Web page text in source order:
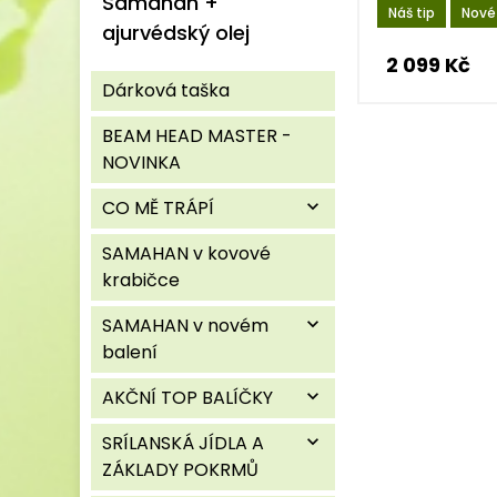
ajurvédský olej
Dárková taška
BEAM HEAD MASTER -
NOVINKA
CO MĚ TRÁPÍ
expand_more
SAMAHAN v kovové
krabičce
SAMAHAN v novém
balení
expand_more
AKČNÍ TOP BALÍČKY expand_more
SRÍLANSKÁ JÍDLA A
ZÁKLADY POKRMŮ
expand_more
Náš tip Nové
2 099 Kč